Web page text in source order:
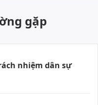
gặp
nhiệm dân sự